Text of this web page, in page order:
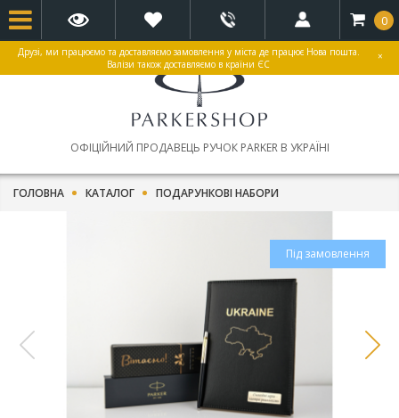
Друзі, ми працюємо та доставляємо замовлення у міста де працює Нова пошта.
Валізи також доставляємо в країни ЄС
×
ОФІЦІЙНИЙ ПРОДАВЕЦЬ РУЧОК PARKER В УКРАЇНІ
0
ГОЛОВНА КАТАЛОГ ПОДАРУНКОВІ НАБОРИ
Під замовлення